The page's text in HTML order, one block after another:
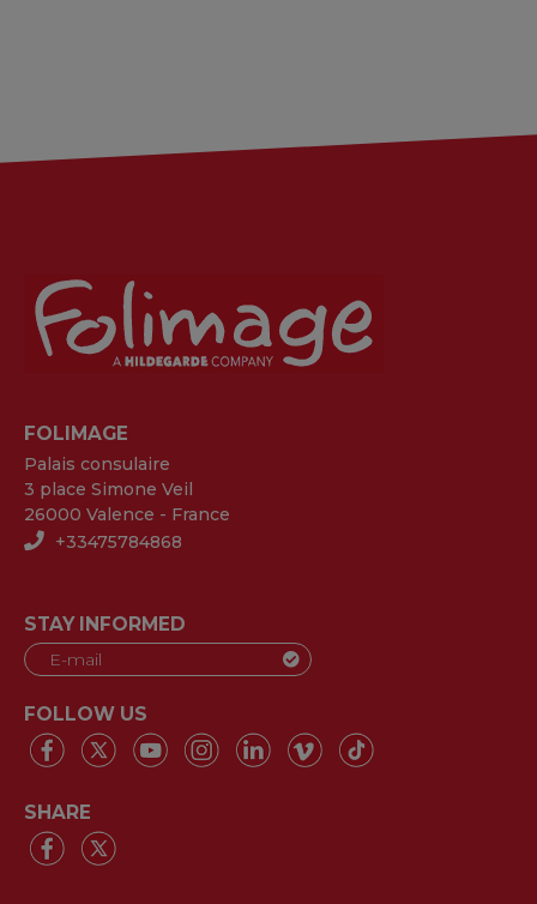
FOLIMAGE
Palais consulaire
3 place Simone Veil
26000 Valence - France
+33475784868
STAY INFORMED
FOLLOW US
SHARE